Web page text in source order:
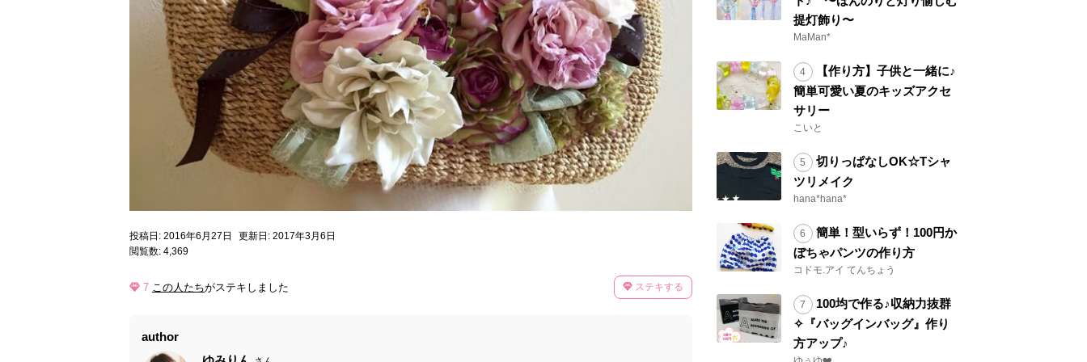
投稿日: 2016年6月27日
更新日: 2017年3月6日
閲覧数: 4,369
7 この人たちがステキしました ステキする
author
提灯飾り〜
MaMan*
【作り方】子供と一緒に♪
簡単可愛い夏のキッズアクセ
サリー
こいと
切りっぱなしOK☆Tシャ
ツリメイク
hana*hana*
簡単！型いらず！100円か
ぼちゃパンツの作り方
コドモ.アイ てんちょう
100均で作る♪収納力抜群
✧『バッグインバッグ』作り
方アップ♪